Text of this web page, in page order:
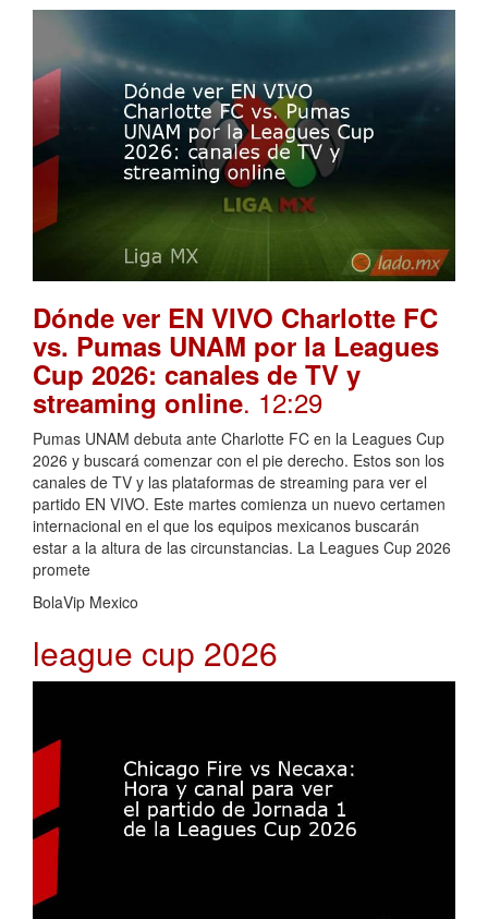
Dónde ver EN VIVO Charlotte FC
vs. Pumas UNAM por la Leagues
Cup 2026: canales de TV y
streaming online. 12:29
Pumas UNAM debuta ante Charlotte FC en la Leagues Cup
2026 y buscará comenzar con el pie derecho. Estos son los
canales de TV y las plataformas de streaming para ver el
partido EN VIVO. Este martes comienza un nuevo certamen
internacional en el que los equipos mexicanos buscarán
estar a la altura de las circunstancias. La Leagues Cup 2026
promete
BolaVip Mexico
league cup 2026